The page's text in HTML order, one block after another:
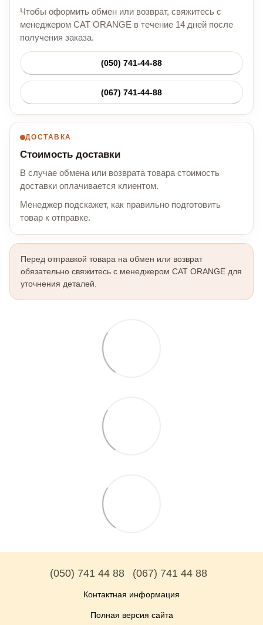
Чтобы оформить обмен или возврат, свяжитесь с
менеджером CAT ORANGE в течение 14 дней после
получения заказа.
(050) 741-44-88
(067) 741-44-88
ДОСТАВКА
Стоимость доставки
В случае обмена или возврата товара стоимость
доставки оплачивается клиентом.
Менеджер подскажет, как правильно подготовить
товар к отправке.
Перед отправкой товара на обмен или возврат
обязательно свяжитесь с менеджером CAT ORANGE для
уточнения деталей.
(050) 741 44 88 (067) 741 44 88
Контактная информация
Полная версия сайта